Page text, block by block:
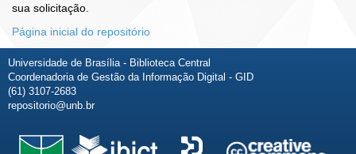
sua solicitação.
Página inicial do repositório
Universidade de Brasília - Biblioteca Central
Coordenadoria de Gestão da Informação Digital - GID
(61) 3107-2683
repositorio@unb.br